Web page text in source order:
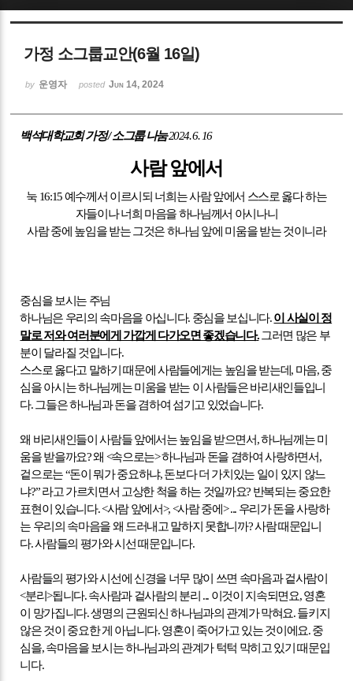
가정 소그룹교안(6월 16일)
by 운영자 posted Jun 14, 2024
백석대학교회 가정/소그룹 나눔2024. 6. 16
사람 앞에서
눅 16:15예수께서 이르시되 너희는 사람 앞에서 스스로 옳다 하는
자들이나 너희 마음을 하나님께서 아시나니
사람 중에 높임을 받는 그것은 하나님 앞에 미움을 받는 것이니라
중심을 보시는 주님
하나님은 우리의 속마음을 아십니다. 중심을 보십니다.이 사실이 정
말로 저와 여러분에게 가깝게 다가오면 좋겠습니다. 그러면 많은 부
분이 달라질 것입니다.
스스로 옳다고 말하기 때문에 사람들에게는 높임을 받는데 , 마음,중
심을 아시는 하나님께는 미움을 받는 이 사람들은 바리새인들입니
다. 그들은 하나님과 돈을 겸하여 섬기고 있었습니다.
왜 바리새인들이 사람들 앞에서는 높임을 받으면서,하나님께는 미
움을 받을까요?왜 <속으로는>하나님과 돈을 겸하여 사랑하면서,
겉으로는“돈이 뭐가 중요하냐,돈보다 더 가치있는 일이 있지 않느
냐?”라고 가르치면서 고상한 척을 하는 것일까요? 반복되는 중요한
표현이 있습니다. <사람 앞에서>, <사람 중에 > ... 우리가 돈을 사랑하
는 우리의 속마음을 왜 드러내고 말하지 못합니까?사람 때문입니
다.사람들의 평가와 시선 때문입니다.
사람들의 평가와 시선에 신경을 너무 많이 쓰면 속마음과 겉사람이
<분리>됩니다.속사람과 겉사람의 분리 ... 이것이 지속되면요,영혼
이 망가집니다.생명의 근원되신 하나님과의 관계가 막혀요.들키지
않은 것이 중요한 게 아닙니다.영혼이 죽어가고 있는 것이에요.중
심을,속마음을 보시는 하나님과의 관계가 턱턱 막히고 있기 때문입
니다.
Sketchbook5, 스케치북5
Sketchbook5, 스케치북5